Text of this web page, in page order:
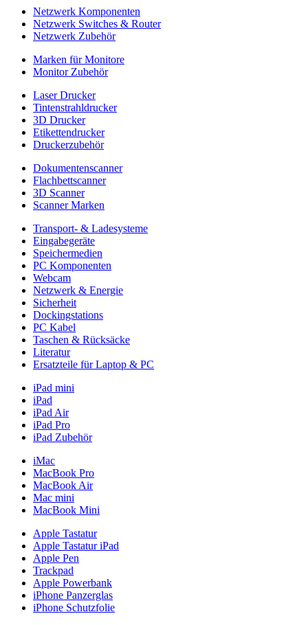
Netzwerk Komponenten
Netzwerk Switches & Router
Netzwerk Zubehör
Marken für Monitore
Monitor Zubehör
Laser Drucker
Tintenstrahldrucker
3D Drucker
Etikettendrucker
Druckerzubehör
Dokumentenscanner
Flachbettscanner
3D Scanner
Scanner Marken
Transport- & Ladesysteme
Eingabegeräte
Speichermedien
PC Komponenten
Webcam
Netzwerk & Energie
Sicherheit
Dockingstations
PC Kabel
Taschen & Rücksäcke
Literatur
Ersatzteile für Laptop & PC
iPad mini
iPad
iPad Air
iPad Pro
iPad Zubehör
iMac
MacBook Pro
MacBook Air
Mac mini
MacBook Mini
Apple Tastatur
Apple Tastatur iPad
Apple Pen
Trackpad
Apple Powerbank
iPhone Panzerglas
iPhone Schutzfolie